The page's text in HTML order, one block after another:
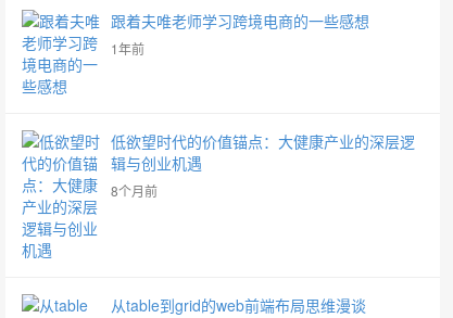
跟着夫唯老师学习跨境电商的一些感想
1年前
低欲望时代的价值锚点：大健康产业的深层逻
辑与创业机遇
8个月前
从table到grid的web前端布局思维漫谈